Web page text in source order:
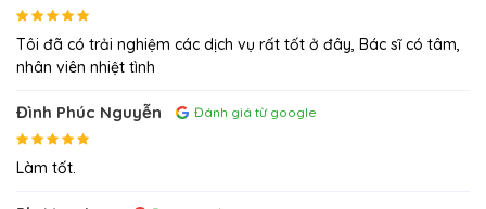
Tôi đã có trải nghiệm các dịch vụ rất tốt ở đây, Bác sĩ có tâm,
nhân viên nhiệt tình
Đình Phúc Nguyễn Đánh giá từ google
Làm tốt.